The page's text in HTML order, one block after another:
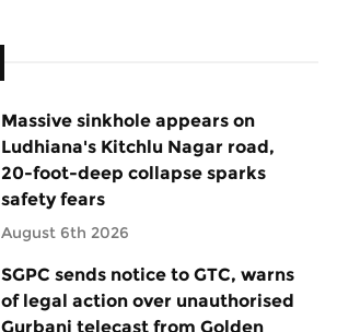
Massive sinkhole appears on
Ludhiana's Kitchlu Nagar road,
20-foot-deep collapse sparks
safety fears
August 6th 2026
SGPC sends notice to GTC, warns
of legal action over unauthorised
Gurbani telecast from Golden